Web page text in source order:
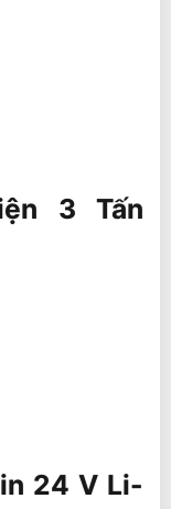
3 Tấn
24 V Li-